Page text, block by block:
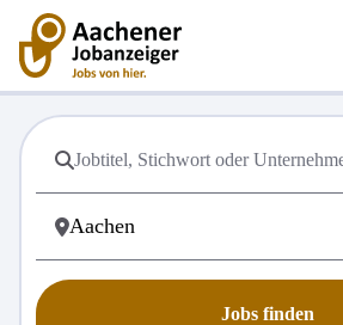
Jobs finden